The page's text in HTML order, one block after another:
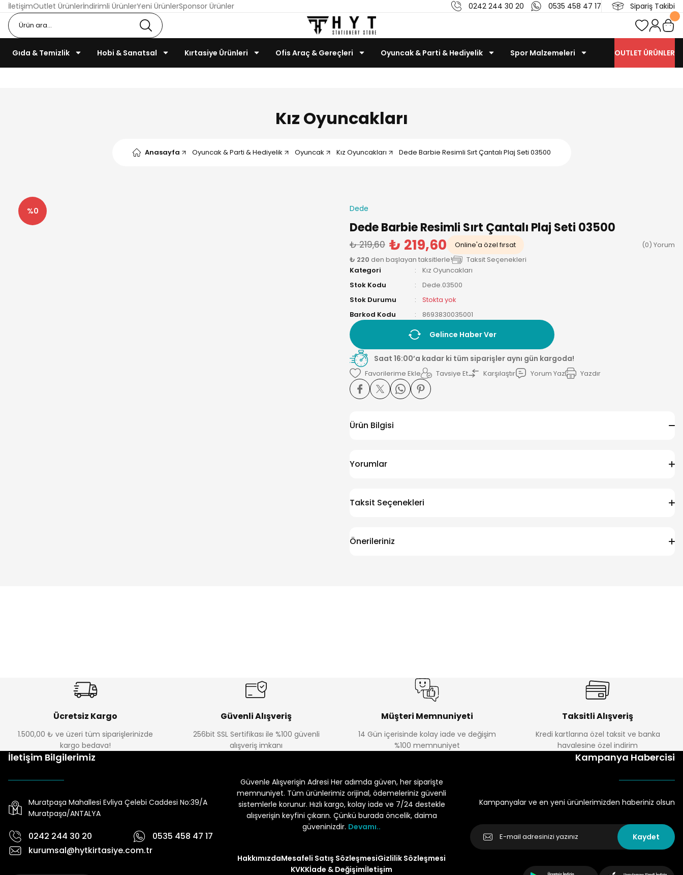
İletişimOutlet Ürünlerİndirimli ÜrünlerYeni ÜrünlerSponsor Ürünler 0242 244 30 20 0535 458 47 17 Sipariş Takibi
Gıda & Temizlik Hobi & Sanatsal Kırtasiye Ürünleri Ofis Araç & Gereçleri Oyuncak & Parti & Hediyelik Spor Malzemeleri OUTLET ÜRÜNLER
Kız Oyuncakları
Anasayfa Oyuncak & Parti & Hediyelik Oyuncak Kız Oyuncakları Dede Barbie Resimli Sırt Çantalı Plaj Seti 03500
%0 Dede
Dede Barbie Resimli Sırt Çantalı Plaj Seti 03500
₺ 219,60 ₺ 219,60 Online'a özel fırsat
(0) Yorum
₺ 220 den başlayan taksitlerle!
Taksit Seçenekleri
Kategori
Kız Oyuncakları
Stok Kodu
Dede.03500
Stok Durumu
Stokta yok
Barkod Kodu
8693830035001
Gelince Haber Ver
Saat 16:00’a kadar ki tüm siparişler aynı gün kargoda!
Tavsiye Et Karşılaştır Yorum Yaz Yazdır
Ürün Bilgisi
Yorumlar
Taksit Seçenekleri
Önerileriniz
Ücretsiz Kargo
1.500,00 ₺ ve üzeri tüm siparişlerinizde
kargo bedava!
Güvenli Alışveriş
256bit SSL Sertifikası ile %100 güvenli
alışveriş imkanı
Müşteri Memnuniyeti
14 Gün içerisinde kolay iade ve değişim
%100 memnuniyet
Taksitli Alışveriş
Kredi kartlarına özel taksit ve banka
havalesine özel indirim
İletişim Bilgilerimiz
Muratpaşa Mahallesi Evliya Çelebi Caddesi No:39/A
Muratpaşa/ANTALYA
0242 244 30 20
0535 458 47 17
kurumsal@hytkirtasiye.com.tr
Güvenle Alışverişin Adresi Her adımda güven, her siparişte
memnuniyet. Tüm ürünlerimiz orijinal, ödemeleriniz güvenli
sistemlerle korunur. Hızlı kargo, kolay iade ve 7/24 destekle
alışverişin keyfini çıkarın. Çünkü burada öncelik, daima
güveninizdir. Devamı..
HakkımızdaMesafeli Satış SözleşmesiGizlilik Sözleşmesi
KVKKİade & Değişimİletişim
Kampanya Habercisi
Kampanyalar ve en yeni ürünlerimizden haberiniz olsun
Kaydet